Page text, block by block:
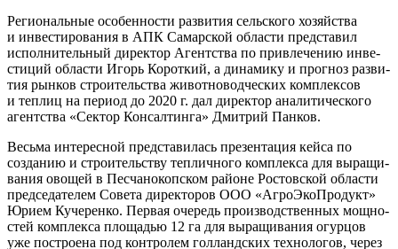
Реги­о­наль­ные осо­бен­но­сти раз­ви­тия сель­ско­го хозяй­ства
и инве­сти­ро­ва­ния в АПК Самар­ской обла­сти пред­ста­вил
испол­ни­тель­ный дирек­тор Агент­ства по при­вле­че­нию инве­
сти­ций обла­сти Игорь Корот­кий, а дина­ми­ку и про­гноз раз­ви­
тия рын­ков стро­и­тель­ства живот­но­вод­че­ских ком­плек­сов
и теп­лиц на пери­од до 2020 г. дал дирек­тор ана­ли­ти­че­ско­го
агент­ства «Сек­тор Кон­сал­тин­га» Дмит­рий Панков.
Весь­ма инте­рес­ной пред­ста­ви­лась пре­зен­та­ция кей­са по
созда­нию и стро­и­тель­ству теп­лич­но­го ком­плек­са для выра­щи­
ва­ния ово­щей в Пес­ча­но­коп­ском рай­оне Ростов­ской обла­сти
пред­се­да­те­лем Сове­та дирек­то­ров ООО «Агро­Эко­Про­дукт»
Юри­ем Куче­рен­ко. Пер­вая оче­редь про­из­вод­ствен­ных мощ­но­
стей ком­плек­са пло­ща­дью 12 га для выра­щи­ва­ния огур­цов
уже постро­е­на под кон­тро­лем гол­ланд­ских тех­но­ло­гов, через